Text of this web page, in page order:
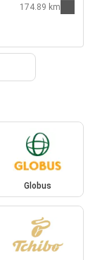
174.89 km
Globus